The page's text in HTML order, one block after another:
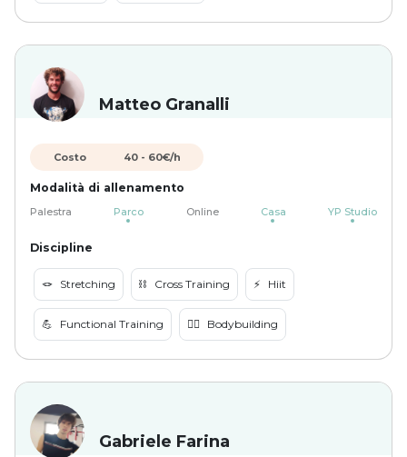
Matteo Granalli
Costo 40- 60€/h
Modalità di allenamento
Palestra Parco Online Casa YP Studio
Discipline
🪢 Stretching ⛓️ Cross Training ⚡️ Hiit
💪 Functional Training 🏋️‍♀️ Bodybuilding
Gabriele Farina